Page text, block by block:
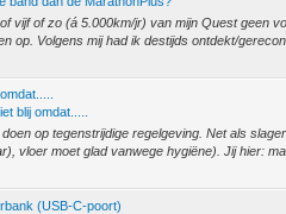
vijf of zo (á 5.000km/jr) van mijn Quest geen
op. Volgens mij had ik destijds ontdekt/
blij omdat.....
op tegenstrijdige regelgeving. Net als
vloer moet glad vanwege hygiëne). Jij hier:
(USB-C-poort)